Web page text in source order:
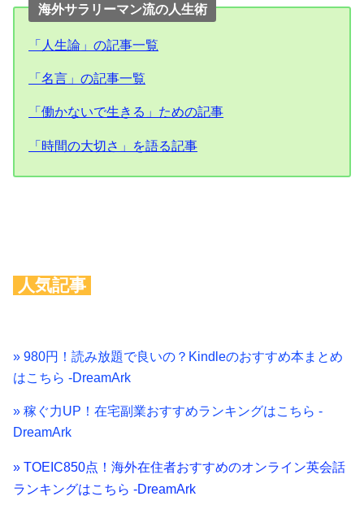
海外サラリーマン流の人生術
「人生論」の記事一覧
「名言」の記事一覧
「働かないで生きる」ための記事
「時間の大切さ」を語る記事
人気記事
» 980円！読み放題で良いの？Kindleのおすすめ本まとめ
はこちら -DreamArk
» 稼ぐ力UP！在宅副業おすすめランキングはこちら -
DreamArk
» TOEIC850点！海外在住者おすすめのオンライン英会話
ランキングはこちら -DreamArk